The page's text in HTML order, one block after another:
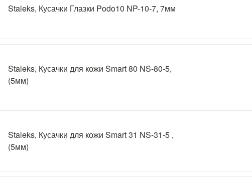
Staleks, Кусачки Глазки Podo10 NP-10-7, 7мм
Staleks, Кусачки для кожи Smart 80 NS-80-5,
(5мм)
Staleks, Кусачки для кожи Smart 31 NS-31-5 ,
(5мм)